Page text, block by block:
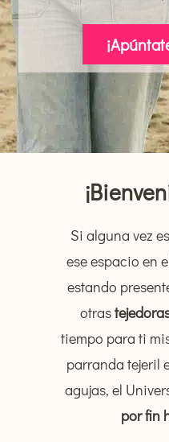
Si alguna vez
ese espacio en
estando
otras
tiempo para ti
parranda tejeril
agujas, el
por fin